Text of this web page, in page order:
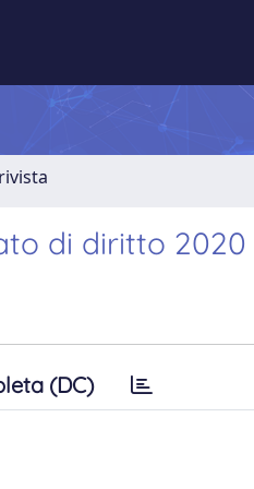
di diritto 2020
(DC)